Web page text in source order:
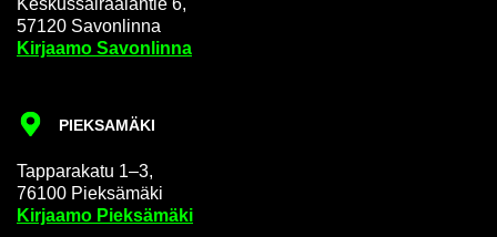
Kes­kus­sai­raa­lan­tie 6,
57120 Sa­von­lin­na
Kir­jaa­mo Sa­von­lin­na
PIEK­SA­MÄ­KI
Tap­pa­ra­ka­tu 1–3,
76100 Piek­sä­mä­ki
Kir­jaa­mo Piek­sä­mä­ki